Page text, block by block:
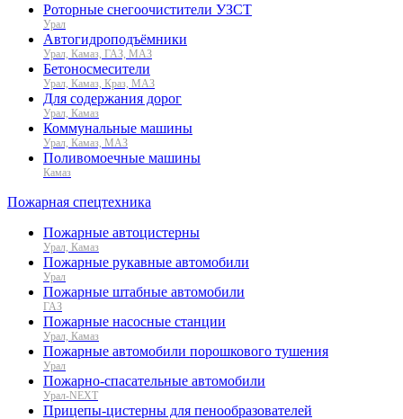
Роторные снегоочистители УЗСТ
Урал
Автогидроподъёмники
Урал, Камаз, ГАЗ, МАЗ
Бетоносмесители
Урал, Камаз, Краз, МАЗ
Для содержания дорог
Урал, Камаз
Коммунальные машины
Урал, Камаз, МАЗ
Поливомоечные машины
Камаз
Пожарная спецтехника
Пожарные автоцистерны
Урал, Камаз
Пожарные рукавные автомобили
Урал
Пожарные штабные автомобили
ГАЗ
Пожарные насосные станции
Урал, Камаз
Пожарные автомобили порошкового тушения
Урал
Пожарно-спасательные автомобили
Урал-NEXT
Прицепы-цистерны для пенообразователей